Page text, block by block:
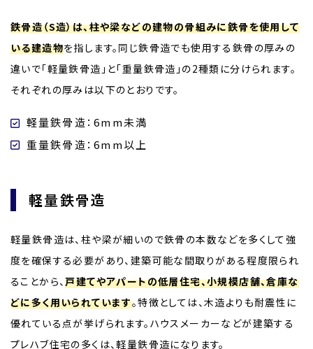
鉄骨造（S造）は、柱や梁などの建物の骨組みに鉄骨を使用して
いる建造物を指します。同じ鉄骨造でも使用する鉄骨の厚みの
違いで「軽量鉄骨造」と「重量鉄骨造」の2種類に分けられます。
それぞれの厚みは以下のとおりです。
軽量鉄骨造：6mm未満
重量鉄骨造：6mm以上
軽量鉄骨造
軽量鉄骨造は、柱や梁が細いので鉄骨の本数などを多くして強
度を確保する必要があり、建築可能な間取りがある程度限られ
ることから、戸建てやアパートの低層住宅、小規模店舗、倉庫な
どに多く用いられています。特徴としては、木造よりも耐震性に
優れている点が挙げられます。ハウスメーカーなどが建築する
プレハブ住宅の多くは、軽量鉄骨造になります。